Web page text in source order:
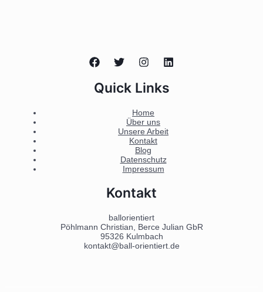
Quick Links
Home
Über uns
Unsere Arbeit
Kontakt
Blog
Datenschutz
Impressum
Kontakt
ballorientiert
Pöhlmann Christian, Berce Julian GbR
95326 Kulmbach
kontakt@ball-orientiert.de